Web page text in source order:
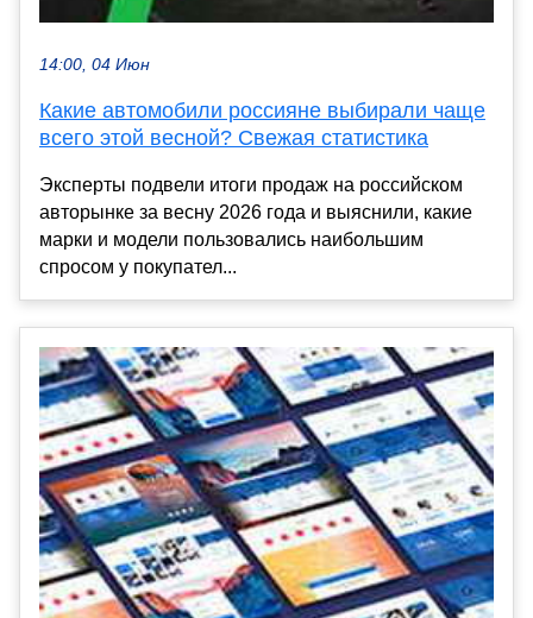
14:00, 04 Июн
Какие автомобили россияне выбирали чаще
всего этой весной? Свежая статистика
Эксперты подвели итоги продаж на российском
авторынке за весну 2026 года и выяснили, какие
марки и модели пользовались наибольшим
спросом у покупател...